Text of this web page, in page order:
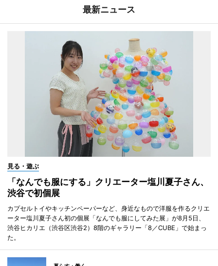
最新ニュース
見る・遊ぶ
「なんでも服にする」クリエーター塩川夏子さん、
渋谷で初個展
カプセルトイやキッチンペーパーなど、身近なもので洋服を作るクリエ
ーター塩川夏子さん初の個展「なんでも服にしてみた展」が8月5日、
渋谷ヒカリエ（渋谷区渋谷2）8階のギャラリー「8／CUBE」で始まっ
た。